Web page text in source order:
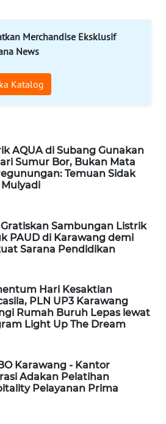
Merchandise Eksklusif
News
Katalog
AQUA di Subang Gunakan
Sumur Bor, Bukan Mata
Temuan Sidak
Mulyadi
Gratiskan Sambungan Listrik
PAUD di Karawang demi
Sarana Pendidikan
Hari Kesaktian
PLN UP3 Karawang
Rumah Buruh Lepas lewat
Light Up The Dream
Karawang - Kantor
Adakan Pelatihan
Pelayanan Prima